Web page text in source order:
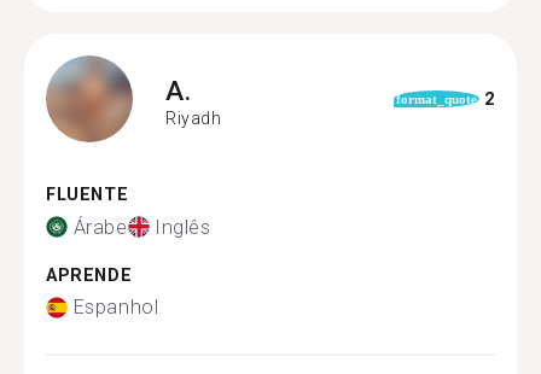
A.
Riyadh
format_quote 2
FLUENTE
Árabe Inglês
APRENDE
Espanhol